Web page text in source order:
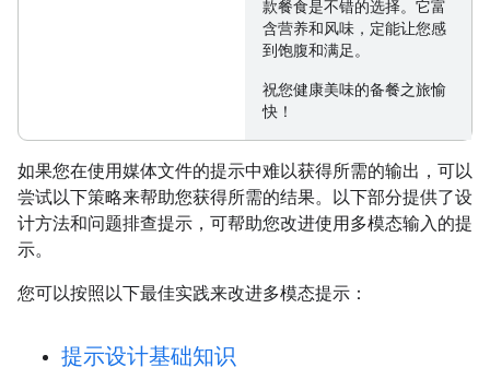
款餐食是不错的选择。它富
含营养和风味，定能让您感
到饱腹和满足。
祝您健康美味的备餐之旅愉
快！
如果您在使用媒体文件的提示中难以获得所需的输出，可以
尝试以下策略来帮助您获得所需的结果。以下部分提供了设
计方法和问题排查提示，可帮助您改进使用多模态输入的提
示。
您可以按照以下最佳实践来改进多模态提示：
提示设计基础知识